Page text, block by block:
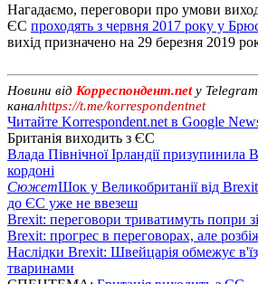
Нагадаємо, переговори про умови
ЄС проходять з червня 2017 року у
вихід призначено на 29 березня 2019
Новини від Корреспондент.netу
каналhttps://t.me/korrespondentnet
Читайте Korrespondent.net в Google
Британія виходить з ЄС
Влада Північної Ірландії призупинила
кордоні
СюжетШок у Великобританії від
до ЄС уже не ввезеш
Brexit: переговори триватимуть попри
Brexit: прогрес в переговорах, але
Наслідки Brexit: Швейцарія обмежує
тваринами